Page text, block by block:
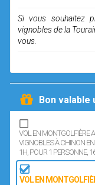
Si vous souhaitez
vignobles de la
vous.
Bon valable
VOL EN MONTGOLFIÈRE
VIGNOBLES À CHINON
1H, POUR 1 PERSONNE,
VOL EN